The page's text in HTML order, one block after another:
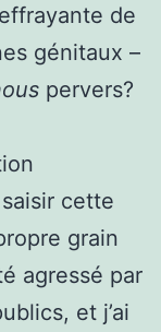
de
génitaux –
pervers?
cette
grain
agressé par
et j’ai